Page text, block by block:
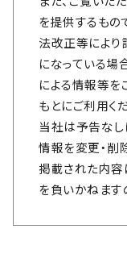
を提供するもの
法改正等によ
になっている場
による情報等を
もとにご利用く
当社は予告なし
情報を変更・削
掲載された内容
を負いかねます